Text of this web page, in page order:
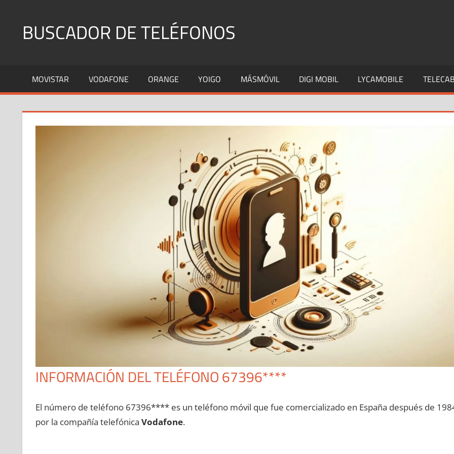
contenidoBUSCADOR DE TELÉFONOS
Fijos
y
MOVISTAR VODAFONE ORANGE YOIGO MÁSMÓVIL DIGI MOBIL LYCAMOBILE
INFORMACIÓN DEL TELÉFONO 67396****
El número dе teléfono 67396**** es un teléfono móvil quе fue comercializado en España después dе
pοr la compañía telefónica Vodafone.